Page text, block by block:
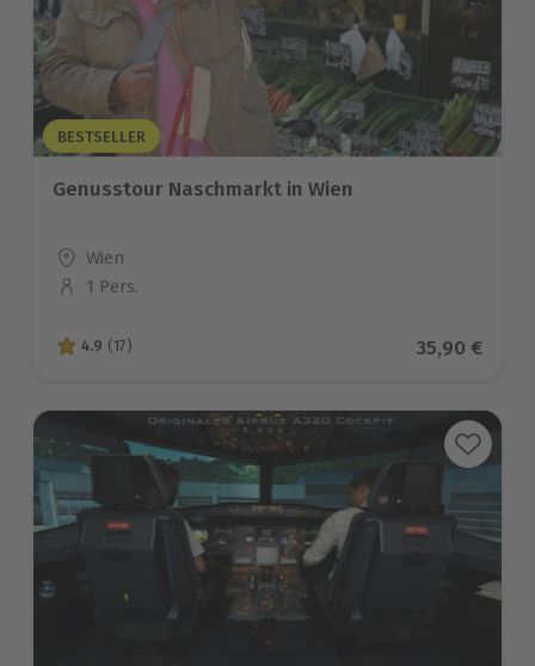
BESTSELLER
Genusstour Naschmarkt in Wien
Standort
Wien
Anzahl der Teilnehmer
1 Pers.
4.9 von 5 Sternen basierend auf 17 Bewertungen
4.9 (17) Aktueller
35,90 €